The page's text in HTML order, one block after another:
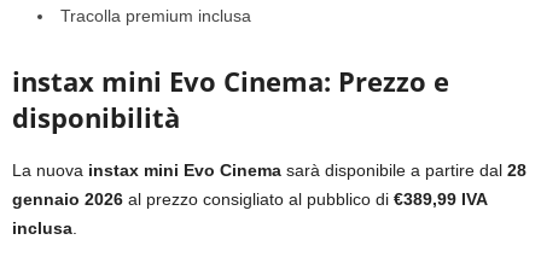
Tracolla premium inclusa
instax mini Evo Cinema: Prezzo e
disponibilità
La nuova instax mini Evo Cinema sarà disponibile a partire dal 28
gennaio 2026 al prezzo consigliato al pubblico di €389,99 IVA
inclusa